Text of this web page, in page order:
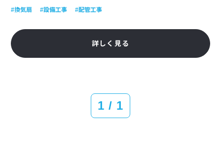
#換気扇 #設備工事 #配管工事
詳しく見る
1 / 1